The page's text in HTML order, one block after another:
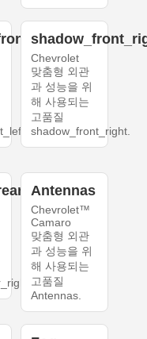
Chevrolet
맞춤형 외관
과 성능을 위
해 사용되는
고품질
shadow_front_right.
Antennas
Chevrolet™
Camaro
맞춤형 외관
과 성능을 위
해 사용되는
고품질
Antennas.